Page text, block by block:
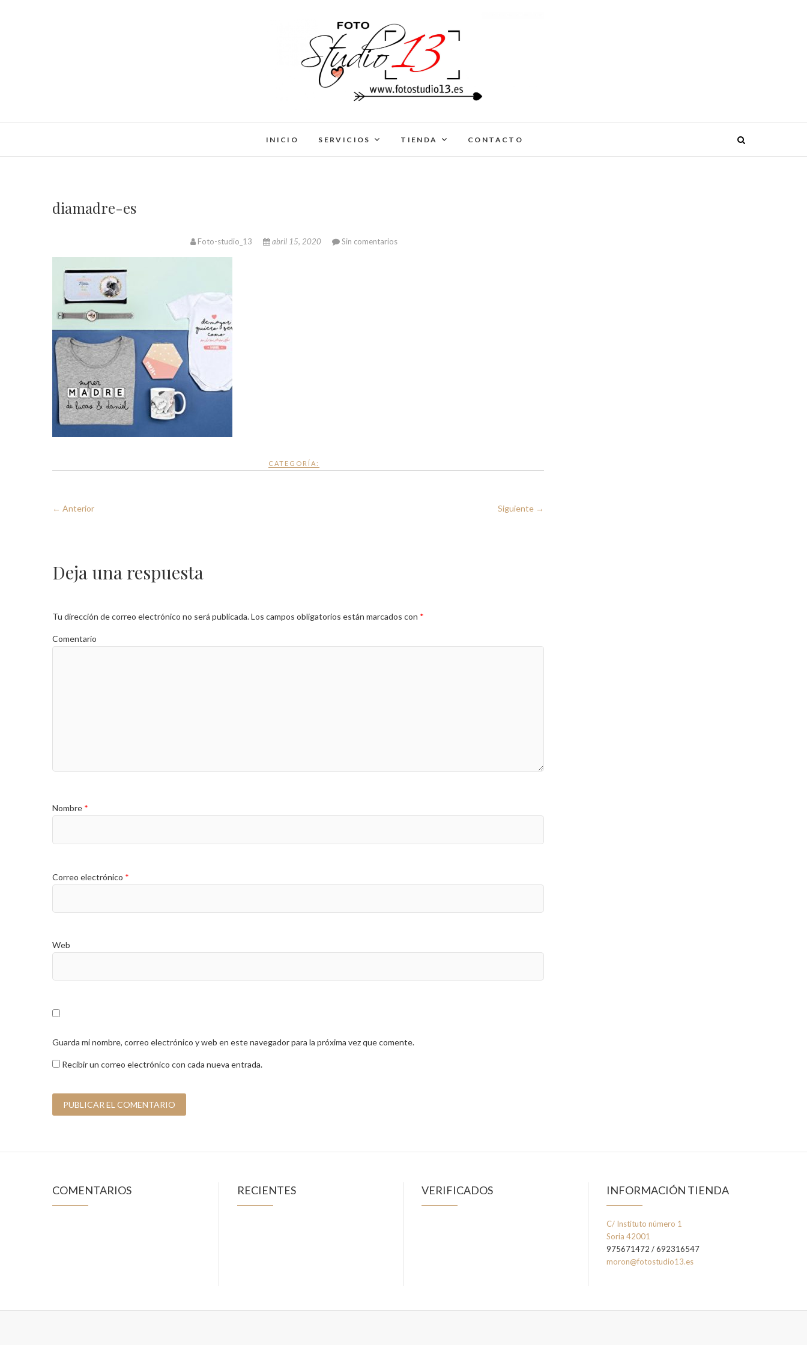
FotoStudio13
INICIO SERVICIOS TIENDA CONTACTO
diamadre-es
Foto-studio_13 abril 15, 2020 Sin comentarios
CATEGORÍA:
← Anterior Siguiente →
Deja una respuesta
Tu dirección de correo electrónico no será publicada.Los campos obligatorios están marcados con *
Comentario
Nombre *
Correo electrónico *
Web
Guarda mi nombre, correo electrónico y web en este navegador para la próxima vez que comente.
Recibir un correo electrónico con cada nueva entrada.
COMENTARIOS RECIENTES VERIFICADOS INFORMACIÓN TIENDA
C/ Instituto número 1
Soria 42001
975671472 / 692316547
moron@fotostudio13.es